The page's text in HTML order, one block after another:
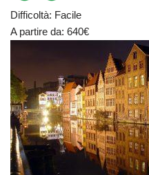
Difficoltà: Facile
A partire da: 640€